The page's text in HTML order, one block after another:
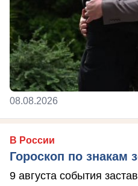
08.08.2026
В России
Гороскоп по знакам
9 августа события